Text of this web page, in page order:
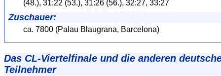
(48.), 31:22 (53.), 31:26 (56.), 32:27, 33:27
Zuschauer:
ca. 7800 (Palau Blaugrana, Barcelona)
Das CL-Viertelfinale und die anderen
Teilnehmer